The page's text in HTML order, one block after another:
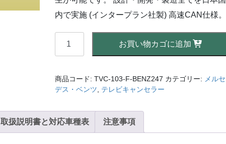
し
¥27,500
で
内で実施 (インタープラン社製) 高速CAN仕様。
ビ
キ
ン
セ
ラ
お買い物カゴに追加
商品コード: TVC-103-F-BENZ247 カテゴリー: メルセ
デス・ベンツ
テレビキャンセラー
取扱説明書と対応車種表 注意事項